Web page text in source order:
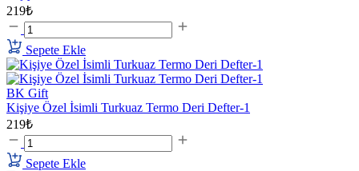
219₺
Sepete Ekle
BK Gift
Kişiye Özel İsimli Turkuaz Termo Deri Defter-1
219₺
Sepete Ekle